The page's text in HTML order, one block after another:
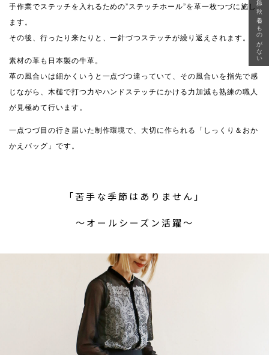
手作業でステッチを入れるための”ステッチホール”を革一枚つづに施し
ます。
その後、行ったり来たりと、一針づつステッチが繰り返えされます。
素材の革も日本製の牛革。
革の風合いは細かくいうと一点づつ違っていて、その風合いを指先で感
じながら、木槌で打つ力やハンドステッチにかける力加減も熟練の職人
が見極めて行います。
一点つづ目の行き届いた制作環境で、大切に作られる「しっくり＆おか
かえバッグ」です。
「苦手な季節はありません」
〜オールシーズン活躍〜
急に秋、着るものがない